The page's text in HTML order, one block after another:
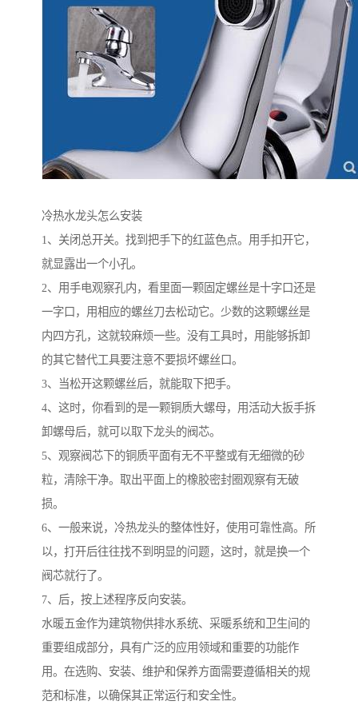
冷热水龙头怎么安装
1、关闭总开关。找到把手下的红蓝色点。用手扣开它，
就显露出一个小孔。
2、用手电观察孔内，看里面一颗固定螺丝是十字口还是
一字口，用相应的螺丝刀去松动它。少数的这颗螺丝是
内四方孔，这就较麻烦一些。没有工具时，用能够拆卸
的其它替代工具要注意不要损坏螺丝口。
3、当松开这颗螺丝后，就能取下把手。
4、这时，你看到的是一颗铜质大螺母，用活动大扳手拆
卸螺母后，就可以取下龙头的阀芯。
5、观察阀芯下的铜质平面有无不平整或有无细微的砂
粒，清除干净。取出平面上的橡胶密封圈观察有无破
损。
6、一般来说，冷热龙头的整体性好，使用可靠性高。所
以，打开后往往找不到明显的问题，这时，就是换一个
阀芯就行了。
7、后，按上述程序反向安装。
水暖五金作为建筑物供排水系统、采暖系统和卫生间的
重要组成部分，具有广泛的应用领域和重要的功能作
用。在选购、安装、维护和保养方面需要遵循相关的规
范和标准，以确保其正常运行和安全性。